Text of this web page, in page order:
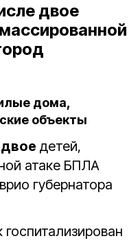
двое
дома,
объекты
двое детей,
атаке БПЛА
губернатора